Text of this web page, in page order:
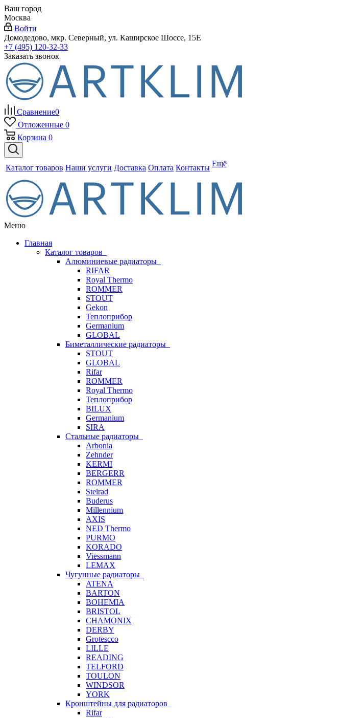
Ваш город
Москва
Войти
Домодедово, мкр. Северный, ул. Каширское Шоссе, 15Е
+7 (495) 120-32-33
Заказать звонок
Сравнение0
Отложенные 0
Корзина 0
Каталог товаров Наши услуги Доставка Оплата Контакты Ещё
Меню
Главная
Каталог товаров
Алюминиевые радиаторы
RIFAR
Royal Thermo
ROMMER
STOUT
Gekon
Теплоприбор
Germanium
GLOBAL
Биметаллические радиаторы
STOUT
GLOBAL
Rifar
ROMMER
Royal Thermo
Теплоприбор
BILUX
Germanium
SIRA
Стальные радиаторы
Arbonia
Zehnder
KERMI
BERGERR
ROMMER
Stelrad
Buderus
Millennium
AXIS
NED Thermo
PURMO
KORADO
Viessmann
LEMAX
Чугунные радиаторы
ATENA
BARTON
BOHEMIA
BRISTOL
CHAMONIX
DERBY
Grotescco
LILLE
READING
TELFORD
TOULON
WINDSOR
YORK
Кронштейны для радиаторов
Rifar